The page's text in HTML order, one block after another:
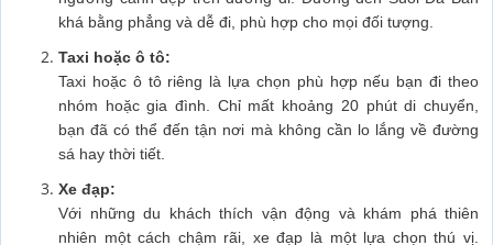
khá bằng phẳng và dễ đi, phù hợp cho mọi đối tượng.
Taxi hoặc ô tô:
Taxi hoặc ô tô riêng là lựa chọn phù hợp nếu bạn đi theo
nhóm hoặc gia đình. Chỉ mất khoảng 20 phút di chuyển,
bạn đã có thể đến tận nơi mà không cần lo lắng về đường
sá hay thời tiết.
Xe đạp:
Với những du khách thích vận động và khám phá thiên
nhiên một cách chậm rãi, xe đạp là một lựa chọn thú vị.